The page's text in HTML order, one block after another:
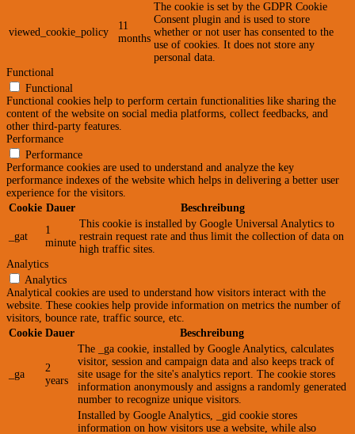
viewed_cookie_policy
11
months
The cookie is set by the GDPR Cookie
Consent plugin and is used to store
whether or not user has consented to the
use of cookies. It does not store any
personal data.
Functional
Functional
Functional cookies help to perform certain functionalities like sharing the
content of the website on social media platforms, collect feedbacks, and
other third-party features.
Performance
Performance
Performance cookies are used to understand and analyze the key
performance indexes of the website which helps in delivering a better user
experience for the visitors.
Cookie Dauer Beschreibung
_gat
1
minute
This cookie is installed by Google Universal Analytics to
restrain request rate and thus limit the collection of data on
high traffic sites.
Analytics
Analytics
Analytical cookies are used to understand how visitors interact with the
website. These cookies help provide information on metrics the number of
visitors, bounce rate, traffic source, etc.
Cookie Dauer Beschreibung
_ga
2
years
The _ga cookie, installed by Google Analytics, calculates
visitor, session and campaign data and also keeps track of
site usage for the site's analytics report. The cookie stores
information anonymously and assigns a randomly generated
number to recognize unique visitors.
Installed by Google Analytics, _gid cookie stores
information on how visitors use a website, while also